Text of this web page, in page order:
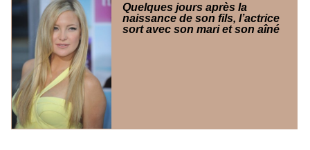
Quelques jours après la
naissance de son fils, l’actrice
sort avec son mari et son aîné